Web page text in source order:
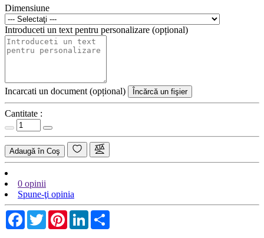
Dimensiune
Introduceti un text pentru personalizare (opțional)
Incarcati un document (opțional) Încărcă un fişier
Cantitate :
Adaugă în Coş
0 opinii
Spune-ţi opinia
Facebook
TwitterPinterestLinkedIn